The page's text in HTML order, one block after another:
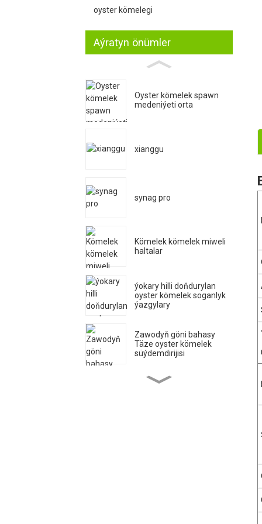
oyster kömelegi
Aýratyn önümler
Oyster kömelek spawn
medeniýeti orta
xianggu
synag pro
Kömelek kömelek miweli
haltalar
ýokary hilli doňdurylan
oyster kömelek soganlyk
ýazgylary
Zawodyň göni bahasy
Täze oyster kömelek
süýdemdirijisi
Pleurotus Ostreatu oyster